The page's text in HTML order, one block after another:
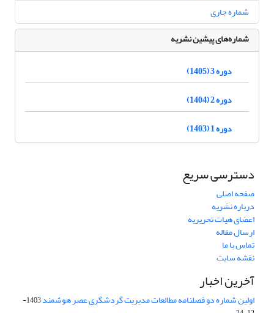
شماره جاری
شماره‌های پیشین نشریه
دوره 3 (1405)
دوره 2 (1404)
دوره 1 (1403)
دسترسی سریع
صفحه اصلی
درباره نشریه
اعضای هیات تحریریه
ارسال مقاله
تماس با ما
نقشه سایت
آخرین اخبار
اولین شماره دو فصلنامه مطالعات مدیریت گردشگری عصر هوشمند
1403-